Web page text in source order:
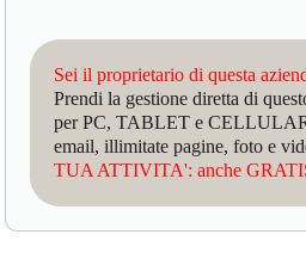
Sei il proprietario di questa
Prendi la gestione diretta di
per PC, TABLET e
email, illimitate pagine, foto e
TUA ATTIVITA': anche